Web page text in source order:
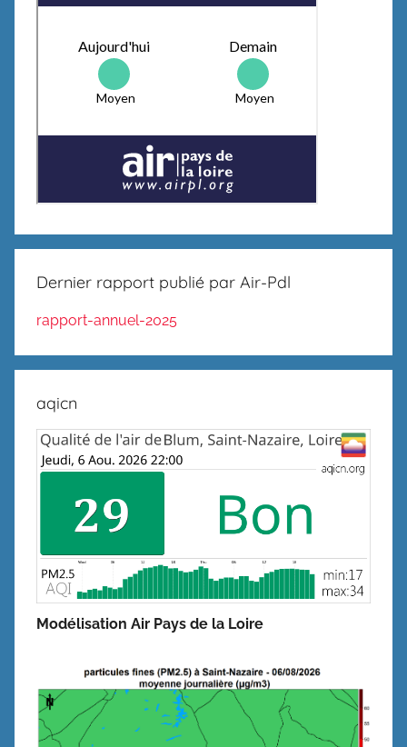
Dernier rapport publié par Air-Pdl
rapport-annuel-2025
aqicn
Modélisation Air Pays de la Loire